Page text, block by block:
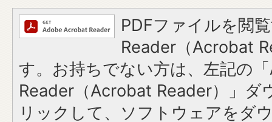
PDFファイルを閲
Reader（Acrobat
す。お持ちでない方は、左記の
Reader（Acrobat Reader）」ダ
リックして、ソフトウェアをダ